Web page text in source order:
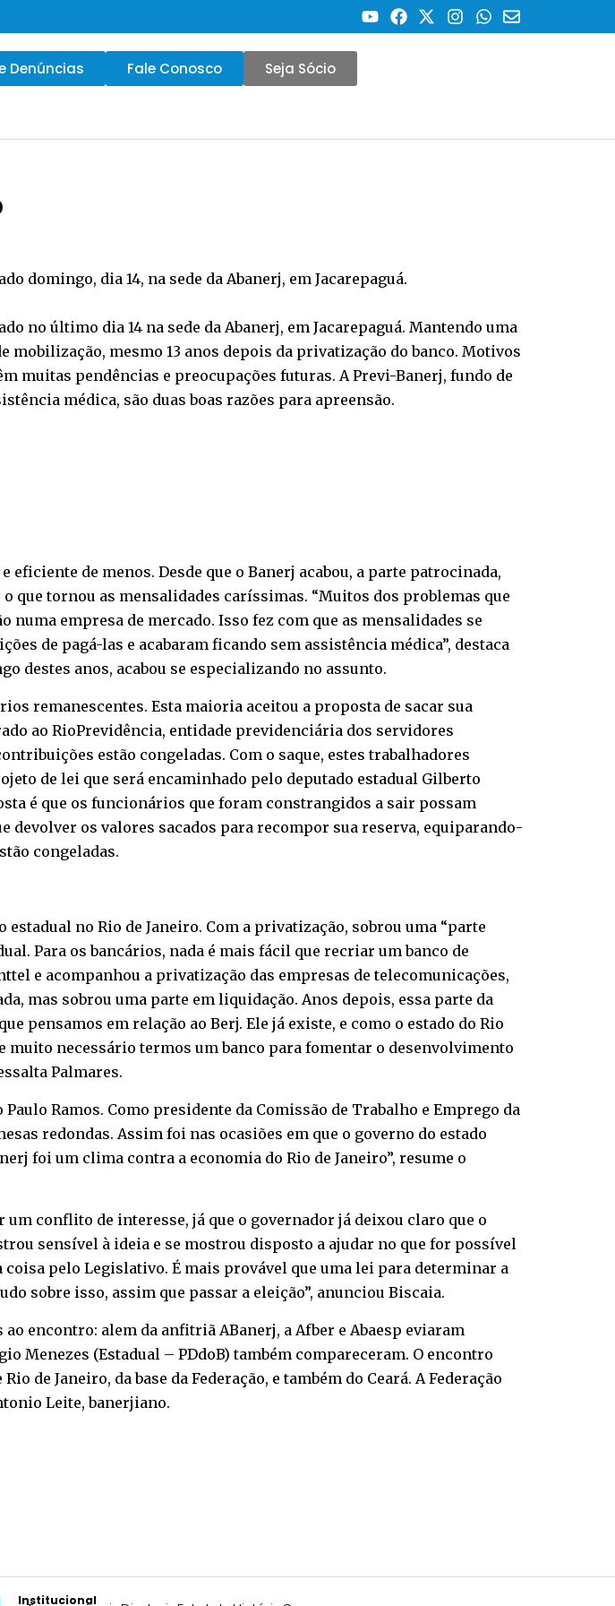
Denúncias Fale Conosco Seja Sócio
domingo, dia 14, na sede da Abanerj, em Jacarepaguá.
no último dia 14 na sede da Abanerj, em Jacarepaguá. Mantendo uma
mobilização, mesmo 13 anos depois da privatização do banco. Motivos
muitas pendências e preocupações futuras. A Previ-Banerj, fundo de
médica, são duas boas razões para apreensão.
eficiente de menos. Desde que o Banerj acabou, a parte patrocinada,
que tornou as mensalidades caríssimas. “Muitos dos problemas que
empresa de mercado. Isso fez com que as mensalidades se
de pagá-las e acabaram ficando sem assistência médica”, destaca
destes anos, acabou se especializando no assunto.
remanescentes. Esta maioria aceitou a proposta de sacar sua
ao RioPrevidência, entidade previdenciária dos servidores
estão congeladas. Com o saque, estes trabalhadores
de lei que será encaminhado pelo deputado estadual Gilberto
é que os funcionários que foram constrangidos a sair possam
os valores sacados para recompor sua reserva, equiparando-
congeladas.
no Rio de Janeiro. Com a privatização, sobrou uma “parte
Para os bancários, nada é mais fácil que recriar um banco de
e acompanhou a privatização das empresas de telecomunicações,
mas sobrou uma parte em liquidação. Anos depois, essa parte da
pensamos em relação ao Berj. Ele já existe, e como o estado do Rio
necessário termos um banco para fomentar o desenvolvimento
Palmares.
Ramos. Como presidente da Comissão de Trabalho e Emprego da
redondas. Assim foi nas ocasiões em que o governo do estado
foi um clima contra a economia do Rio de Janeiro”, resume o
um conflito de interesse, já que o governador já deixou claro que o
sensível à ideia e se mostrou disposto a ajudar no que for possível
pelo Legislativo. É mais provável que uma lei para determinar a
sobre isso, assim que passar a eleição”, anunciou Biscaia.
encontro: alem da anfitriã ABanerj, a Afber e Abaesp eviaram
Menezes (Estadual – PDdoB) também compareceram. O encontro
de Janeiro, da base da Federação, e também do Ceará. A Federação
Leite, banerjiano.
Institucional